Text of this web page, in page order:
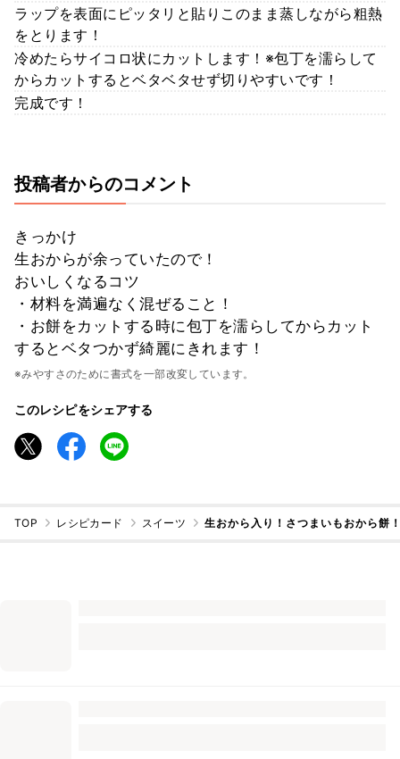
ラップを表面にピッタリと貼りこのまま蒸しながら粗熱
をとります！
冷めたらサイコロ状にカットします！※包丁を濡らして
からカットするとベタベタせず切りやすいです！
完成です！
投稿者からのコメント
きっかけ
生おからが余っていたので！
おいしくなるコツ
・材料を満遍なく混ぜること！
・お餅をカットする時に包丁を濡らしてからカット
するとベタつかず綺麗にきれます！
※みやすさのために書式を一部改変しています。
このレシピをシェアする
TOP レシピカード スイーツ 生おから入り！さつまいもおから餅